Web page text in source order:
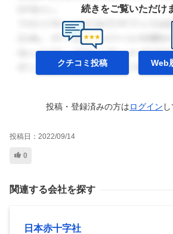
続きをご覧いただけ
クチコミ投稿 Web
投稿・登録済みの方はログイン
投稿日： 2022/09/14
0
関連する会社を探す
日本赤十字社